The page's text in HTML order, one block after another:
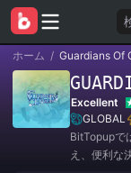
ホーム / Guardians Of
Excellent
GLOBAL
BitTopupで
え、便利な